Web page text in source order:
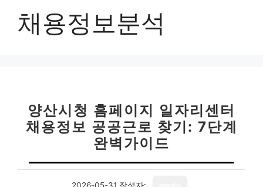
채용정보분석
양산시청 홈페이지 일자리센터
채용정보 공공근로 찾기: 7단계
완벽가이드